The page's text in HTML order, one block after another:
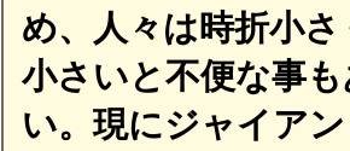
め、人々は時折小
小さいと不便な事
い。現にジャイア